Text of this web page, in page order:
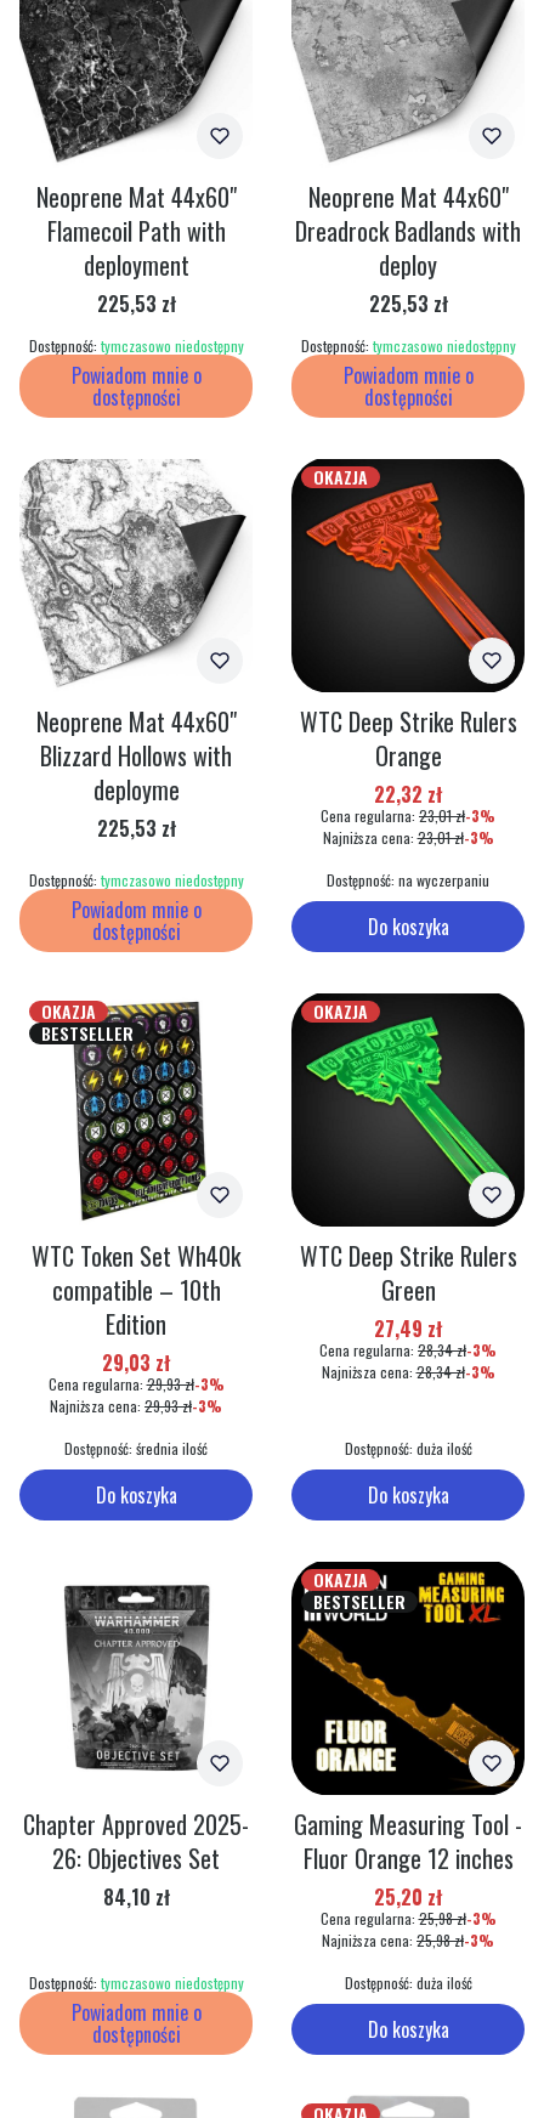
Powiadom mnie o
dostępności
Neoprene Mat 44x60"
Flamecoil Path with
deployment
Cena
225,53 zł
Dostępność: tymczasowo niedostępny
Powiadom mnie o
dostępności
Neoprene Mat 44x60"
Dreadrock Badlands with
deploy
Cena
225,53 zł
Dostępność: tymczasowo niedostępny
Powiadom mnie o
dostępności
Neoprene Mat 44x60"
Blizzard Hollows with
deployme
Cena
225,53 zł
Dostępność: tymczasowo niedostępny
OKAZJA
Do koszyka
WTC Deep Strike Rulers
Orange
Cena promocyjna
22,32 zł
Cena regularna: 23,01 zł-3%
Najniższa cena: 23,01 zł-3%
Dostępność: na wyczerpaniu
OKAZJA
BESTSELLER
Do koszyka
WTC Token Set Wh40k
compatible – 10th
Edition
Cena promocyjna
29,03 zł
Cena regularna: 29,93 zł-3%
Najniższa cena: 29,93 zł-3%
Dostępność: średnia ilość
OKAZJA
Do koszyka
WTC Deep Strike Rulers
Green
Cena promocyjna
27,49 zł
Cena regularna: 28,34 zł-3%
Najniższa cena: 28,34 zł-3%
Dostępność: duża ilość
Powiadom mnie o
dostępności
Chapter Approved 2025-
26: Objectives Set
Cena
84,10 zł
Dostępność: tymczasowo niedostępny
OKAZJA
BESTSELLER
Do koszyka
Gaming Measuring Tool -
Fluor Orange 12 inches
Cena promocyjna
25,20 zł
Cena regularna: 25,98 zł-3%
Najniższa cena: 25,98 zł-3%
Dostępność: duża ilość